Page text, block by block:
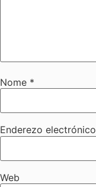
Nome *
Enderezo electrónico
Web